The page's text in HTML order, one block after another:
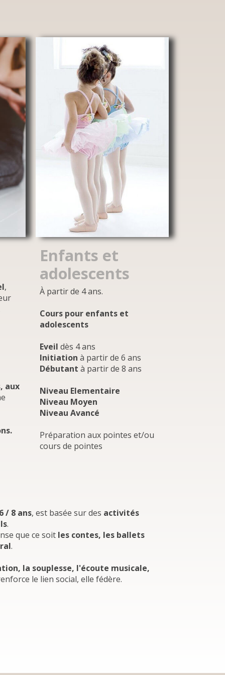
,
aux
Enfants et
adolescents
À partir de 4 ans.
Cours pour enfants et
adolescents
Eveil dès 4 ans
Initiation à partir de 6 ans
Débutant à partir de 8 ans
Niveau Elementaire
Niveau Moyen
Niveau Avancé
Préparation aux pointes et/ou
cours de pointes
/ 8 ans, est basée sur des activités
.
que ce soit les contes, les ballets
.
la souplesse, l'écoute musicale,
le lien social, elle fédère.